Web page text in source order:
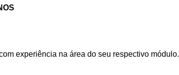
experiência na área do seu respectivo módulo.